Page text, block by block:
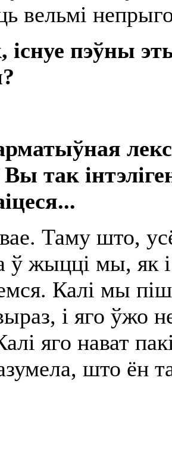
вельмі
існуе пэўны
так
Таму што,
ў жыцці мы, як
Калі мы
і яго ўжо
яго нават
што ён